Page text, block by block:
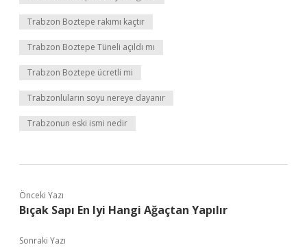
Trabzon Boztepe rakımı kaçtır
Trabzon Boztepe Tüneli açıldı mı
Trabzon Boztepe ücretli mi
Trabzonluların soyu nereye dayanır
Trabzonun eski ismi nedir
Önceki Yazı
Bıçak Sapı En Iyi Hangi Ağaçtan Yapılır
Sonraki Yazı